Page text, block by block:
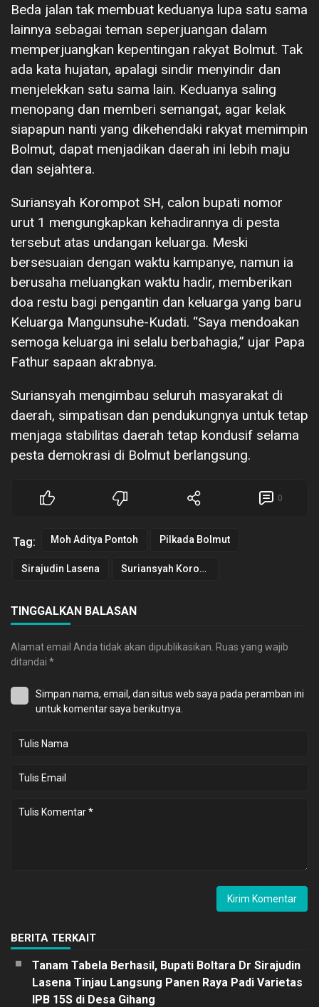
Beda jalan tak membuat keduanya lupa satu sama
lainnya sebagai teman seperjuangan dalam
memperjuangkan kepentingan rakyat Bolmut. Tak
ada kata hujatan, apalagi sindir menyindir dan
menjelekkan satu sama lain. Keduanya saling
menopang dan memberi semangat, agar kelak
siapapun nanti yang dikehendaki rakyat memimpin
Bolmut, dapat menjadikan daerah ini lebih maju
dan sejahtera.
Suriansyah Korompot SH, calon bupati nomor
urut 1 mengungkapkan kehadirannya di pesta
tersebut atas undangan keluarga. Meski
bersesuaian dengan waktu kampanye, namun ia
berusaha meluangkan waktu hadir, memberikan
doa restu bagi pengantin dan keluarga yang baru
Keluarga Mangunsuhe-Kudati. “Saya mendoakan
semoga keluarga ini selalu berbahagia,” ujar Papa
Fathur sapaan akrabnya.
Suriansyah mengimbau seluruh masyarakat di
daerah, simpatisan dan pendukungnya untuk tetap
menjaga stabilitas daerah tetap kondusif selama
pesta demokrasi di Bolmut berlangsung.
0
Tag: Moh Aditya Pontoh Pilkada Bolmut
Sirajudin Lasena Suriansyah Korompot
TINGGALKAN BALASAN
Alamat email Anda tidak akan dipublikasikan. Ruas yang wajib
ditandai *
Simpan nama, email, dan situs web saya pada peramban ini
untuk komentar saya berikutnya.
BERITA TERKAIT
Tanam Tabela Berhasil, Bupati Boltara Dr Sirajudin
Lasena Tinjau Langsung Panen Raya Padi Varietas
IPB 15S di Desa Gihang